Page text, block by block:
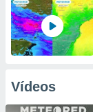
Vídeos